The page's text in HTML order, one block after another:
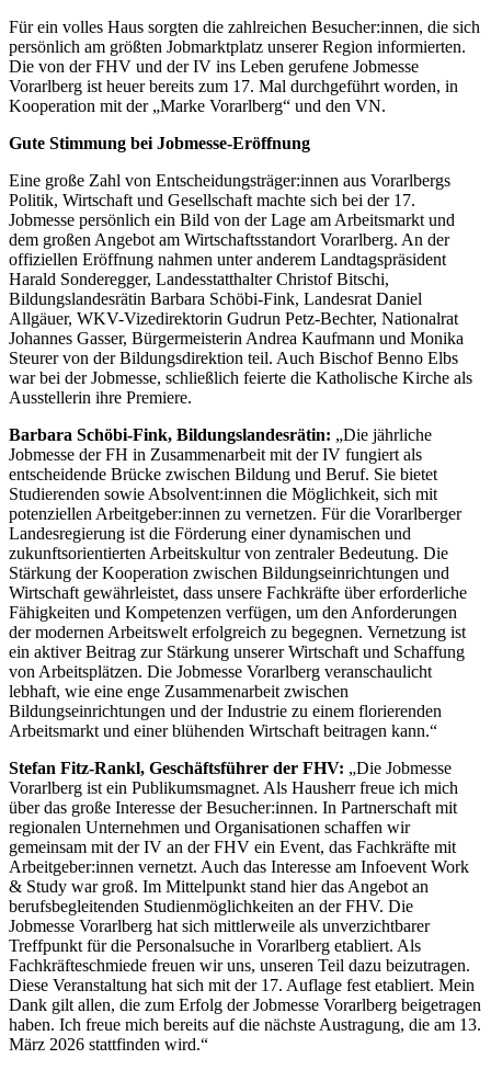
Für ein volles Haus sorgten die zahlreichen Besucher:innen, die sich
persönlich am größten Jobmarktplatz unserer Region informierten.
Die von der FHV und der IV ins Leben gerufene Jobmesse
Vorarlberg ist heuer bereits zum 17. Mal durchgeführt worden, in
Kooperation mit der „Marke Vorarlberg“ und den VN.
Gute Stimmung bei Jobmesse-Eröffnung
Eine große Zahl von Entscheidungsträger:innen aus Vorarlbergs
Politik, Wirtschaft und Gesellschaft machte sich bei der 17.
Jobmesse persönlich ein Bild von der Lage am Arbeitsmarkt und
dem großen Angebot am Wirtschaftsstandort Vorarlberg. An der
offiziellen Eröffnung nahmen unter anderem Landtagspräsident
Harald Sonderegger, Landesstatthalter Christof Bitschi,
Bildungslandesrätin Barbara Schöbi-Fink, Landesrat Daniel
Allgäuer, WKV-Vizedirektorin Gudrun Petz-Bechter, Nationalrat
Johannes Gasser, Bürgermeisterin Andrea Kaufmann und Monika
Steurer von der Bildungsdirektion teil. Auch Bischof Benno Elbs
war bei der Jobmesse, schließlich feierte die Katholische Kirche als
Ausstellerin ihre Premiere.
Barbara Schöbi-Fink, Bildungslandesrätin: „Die jährliche
Jobmesse der FH in Zusammenarbeit mit der IV fungiert als
entscheidende Brücke zwischen Bildung und Beruf. Sie bietet
Studierenden sowie Absolvent:innen die Möglichkeit, sich mit
potenziellen Arbeitgeber:innen zu vernetzen. Für die Vorarlberger
Landesregierung ist die Förderung einer dynamischen und
zukunftsorientierten Arbeitskultur von zentraler Bedeutung. Die
Stärkung der Kooperation zwischen Bildungseinrichtungen und
Wirtschaft gewährleistet, dass unsere Fachkräfte über erforderliche
Fähigkeiten und Kompetenzen verfügen, um den Anforderungen
der modernen Arbeitswelt erfolgreich zu begegnen. Vernetzung ist
ein aktiver Beitrag zur Stärkung unserer Wirtschaft und Schaffung
von Arbeitsplätzen. Die Jobmesse Vorarlberg veranschaulicht
lebhaft, wie eine enge Zusammenarbeit zwischen
Bildungseinrichtungen und der Industrie zu einem florierenden
Arbeitsmarkt und einer blühenden Wirtschaft beitragen kann.“
Stefan Fitz-Rankl, Geschäftsführer der FHV: „Die Jobmesse
Vorarlberg ist ein Publikumsmagnet. Als Hausherr freue ich mich
über das große Interesse der Besucher:innen. In Partnerschaft mit
regionalen Unternehmen und Organisationen schaffen wir
gemeinsam mit der IV an der FHV ein Event, das Fachkräfte mit
Arbeitgeber:innen vernetzt. Auch das Interesse am Infoevent Work
& Study war groß. Im Mittelpunkt stand hier das Angebot an
berufsbegleitenden Studienmöglichkeiten an der FHV. Die
Jobmesse Vorarlberg hat sich mittlerweile als unverzichtbarer
Treffpunkt für die Personalsuche in Vorarlberg etabliert. Als
Fachkräfteschmiede freuen wir uns, unseren Teil dazu beizutragen.
Diese Veranstaltung hat sich mit der 17. Auflage fest etabliert. Mein
Dank gilt allen, die zum Erfolg der Jobmesse Vorarlberg beigetragen
haben. Ich freue mich bereits auf die nächste Austragung, die am 13.
März 2026 stattfinden wird.“